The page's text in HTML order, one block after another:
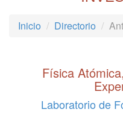
Inicio Directorio
Física
Laboratorio de